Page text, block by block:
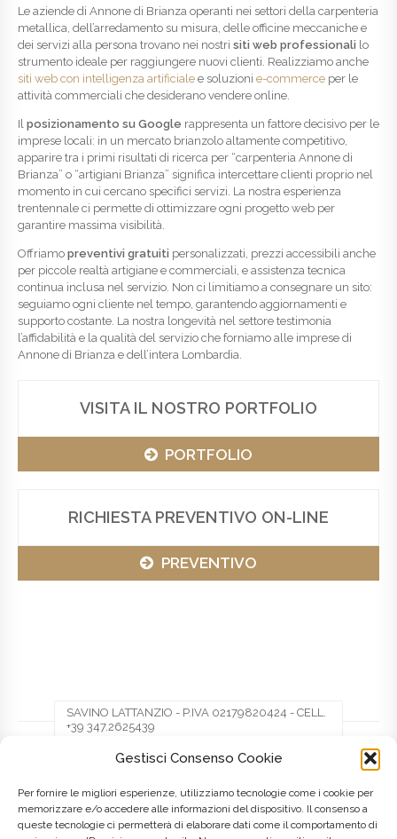
Gestisci Consenso Cookie
Per fornire le migliori esperienze, utilizziamo tecnologie come i cookie per
memorizzare e/o accedere alle informazioni del dispositivo. Il consenso a
queste tecnologie ci permetterà di elaborare dati come il comportamento di
Le aziende di Annone di Brianza operanti nei settori della carpenteria
metallica, dell’arredamento su misura, delle officine meccaniche e
dei servizi alla persona trovano nei nostri siti web professionali lo
strumento ideale per raggiungere nuovi clienti. Realizziamo anche
siti web con intelligenza artificiale e soluzioni e-commerce per le
attività commerciali che desiderano vendere online.
Il posizionamento su Google rappresenta un fattore decisivo per le
imprese locali: in un mercato brianzolo altamente competitivo,
apparire tra i primi risultati di ricerca per “carpenteria Annone di
Brianza” o “artigiani Brianza” significa intercettare clienti proprio nel
momento in cui cercano specifici servizi. La nostra esperienza
trentennale ci permette di ottimizzare ogni progetto web per
garantire massima visibilità.
Offriamo preventivi gratuiti personalizzati, prezzi accessibili anche
per piccole realtà artigiane e commerciali, e assistenza tecnica
continua inclusa nel servizio. Non ci limitiamo a consegnare un sito:
seguiamo ogni cliente nel tempo, garantendo aggiornamenti e
supporto costante. La nostra longevità nel settore testimonia
l’affidabilità e la qualità del servizio che forniamo alle imprese di
Annone di Brianza e dell’intera Lombardia.
VISITA IL NOSTRO PORTFOLIO
PORTFOLIO
RICHIESTA PREVENTIVO ON-LINE
PREVENTIVO
SAVINO LATTANZIO - P.IVA 02179820424 - CELL.
+39 347.2625439
Facebook Twitter Pinterest
LinkedIn